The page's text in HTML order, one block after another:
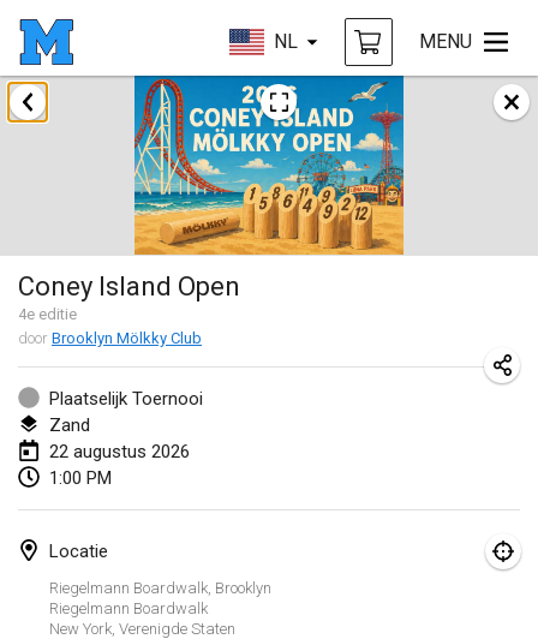
NL MENU
Coney Island Open
4e editie
door Brooklyn Mölkky Club
Plaatselijk Toernooi
Zand
22 augustus 2026
1:00 PM
Locatie
Riegelmann Boardwalk, Brooklyn
Riegelmann Boardwalk
New York, Verenigde Staten
augustus 2026
Challenge des Ducasses
9 aug. 2026|België
Mölkky on the Beach
11 aug. 2026 |Frankrijk
MM - World Championships
14 aug. 2026|Finland
Coney Island Open
22 aug. 2026|Verenigde Staten
Grand Prix Polski 2026 - Round 5 (Final)
29 aug. 2026
Norddeutsche Mölkky Meisterschaft (open)
29 aug. 2026|Duitsland